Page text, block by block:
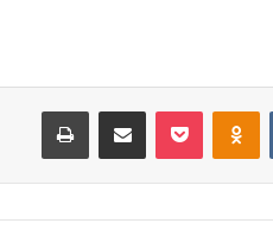
‏VKontakte
Odnoklassniki
بوكيت مشاركة عبر البريد طباعة